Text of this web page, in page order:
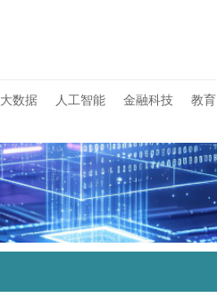
大数据 人工智能 金融科技 教育